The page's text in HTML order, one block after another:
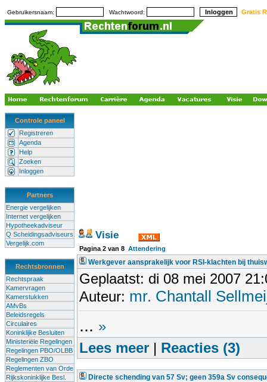
Gebruikersnaam: Wachtwoord: Gratis
Controle paneel
Registreren
Agenda
Help
Zoeken
Inloggen
Partners
Energie vergelijken
Internet vergelijken
Hypotheekadviseur
Q Scheidingsadviseurs
Vergelijk.com
Rechtsbronnen
Rechtspraak
Kamervragen
Kamerstukken
AMvBs
Beleidsregels
Circulaires
Koninklijke Besluiten
Ministeriële Regelingen
Regelingen PBO/OLBB
Regelingen ZBO
Reglementen van Orde
Rijkskoninklijke Besl.
Visie
Pagina 2 van 8 Attendering
Werkgever aansprakelijk voor RSI-klachten bij
Geplaatst: di 08 mei 2007
Auteur: mr. Chantall
... »
Lees meer | Reacties (3)
Directe schending van 57 Sv; geen 359a Sv